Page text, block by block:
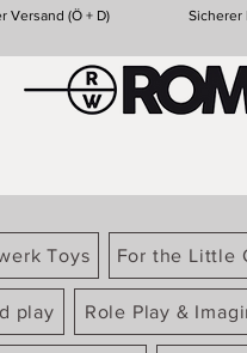
Versand (Ö + D) Sicherer
Toys For the Little
play Role Play &